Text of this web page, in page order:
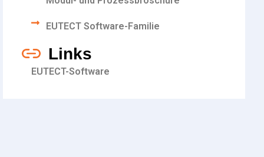
EUTECT Software-Familie
Links
EUTECT-Software